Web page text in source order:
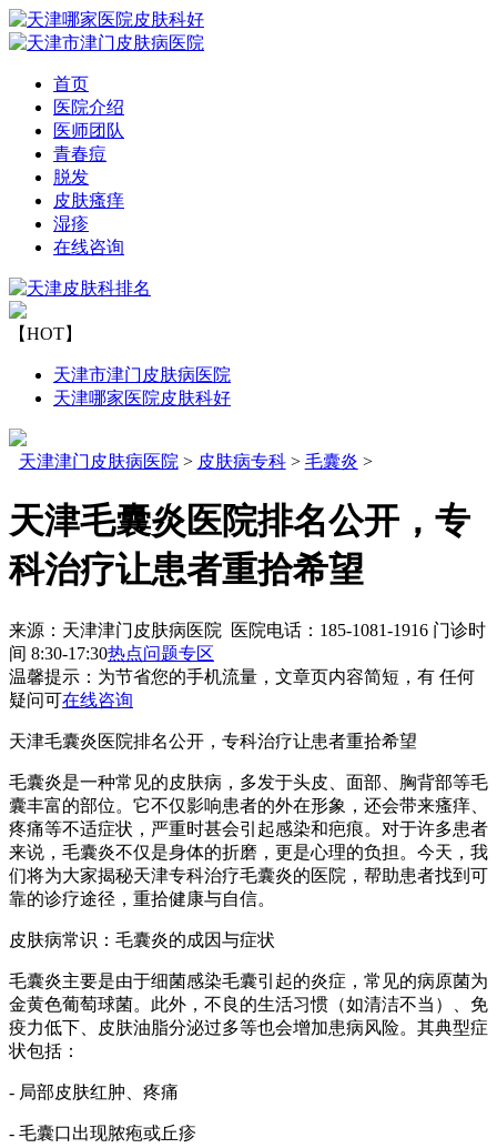
首页
医院介绍
医师团队
青春痘
脱发
皮肤瘙痒
湿疹
在线咨询
【HOT】
天津市津门皮肤病医院
天津哪家医院皮肤科好
天津津门皮肤病医院 > 皮肤病专科> 毛囊炎 >
天津毛囊炎医院排名公开，专
科治疗让患者重拾希望
来源：天津津门皮肤病医院 医院电话：185-1081-1916 门诊时
间 8:30-17:30热点问题专区
温馨提示： 为节省您的手机流量，文章页内容简短，有 任何
疑问可在线咨询
天津毛囊炎医院排名公开，专科治疗让患者重拾希望
毛囊炎是一种常见的皮肤病，多发于头皮、面部、胸背部等毛
囊丰富的部位。它不仅影响患者的外在形象，还会带来瘙痒、
疼痛等不适症状，严重时甚会引起感染和疤痕。对于许多患者
来说，毛囊炎不仅是身体的折磨，更是心理的负担。今天，我
们将为大家揭秘天津专科治疗毛囊炎的医院，帮助患者找到可
靠的诊疗途径，重拾健康与自信。
皮肤病常识：毛囊炎的成因与症状
毛囊炎主要是由于细菌感染毛囊引起的炎症，常见的病原菌为
金黄色葡萄球菌。此外，不良的生活习惯（如清洁不当）、免
疫力低下、皮肤油脂分泌过多等也会增加患病风险。其典型症
状包括：
- 局部皮肤红肿、疼痛
- 毛囊口出现脓疱或丘疹